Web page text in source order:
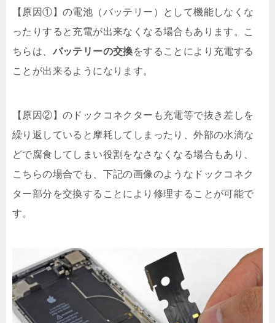
【原因①】の電池（バッテリー）として機能しなくな
ったりすると充電が出来なくなる場合もあります。こ
ちらは、 バッテリーの交換をすることにより充電する
ことが出来るようになります。
【原因②】のドックコネクターも充電等で抜き差しを
繰り返していると摩耗してしまったり、外部の水滴な
どで腐食してしまい役割をなさなくなる場合もあり、
こちらの場合でも、下記の画像のようなドックコネク
ター部分を交換することにより修理することが可能で
す。